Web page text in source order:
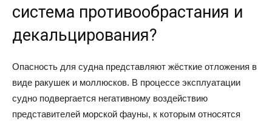
система противообрастания и
декальцирования?
Опасность для судна представляют жёсткие отложения в
виде ракушек и моллюсков. В процессе эксплуатации
судно подвергается негативному воздействию
представителей морской фауны, к которым относятся